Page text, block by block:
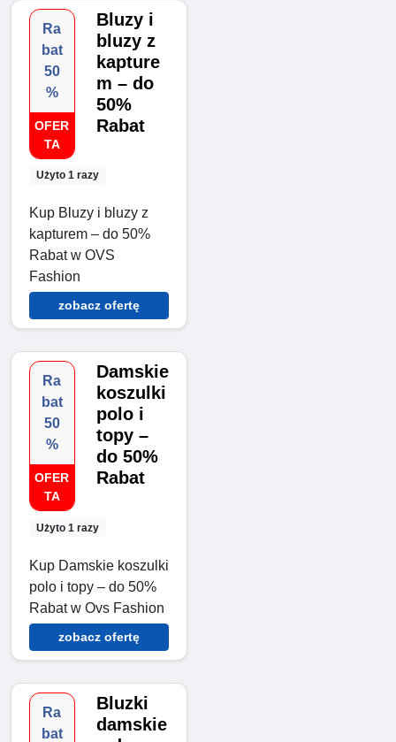
Ra
bat
50
%
OFER
TA
Użyto 1 razy
Bluzy i
bluzy z
kapture
m – do
50%
Rabat
Kup Bluzy i bluzy z
kapturem – do 50%
Rabat w OVS
Fashion
zobacz ofertę
Ra
bat
50
%
OFER
TA
Użyto 1 razy
Damskie
koszulki
polo i
topy –
do 50%
Rabat
Kup Damskie koszulki
polo i topy – do 50%
Rabat w Ovs Fashion
zobacz ofertę
Ra
bat
Bluzki
damskie